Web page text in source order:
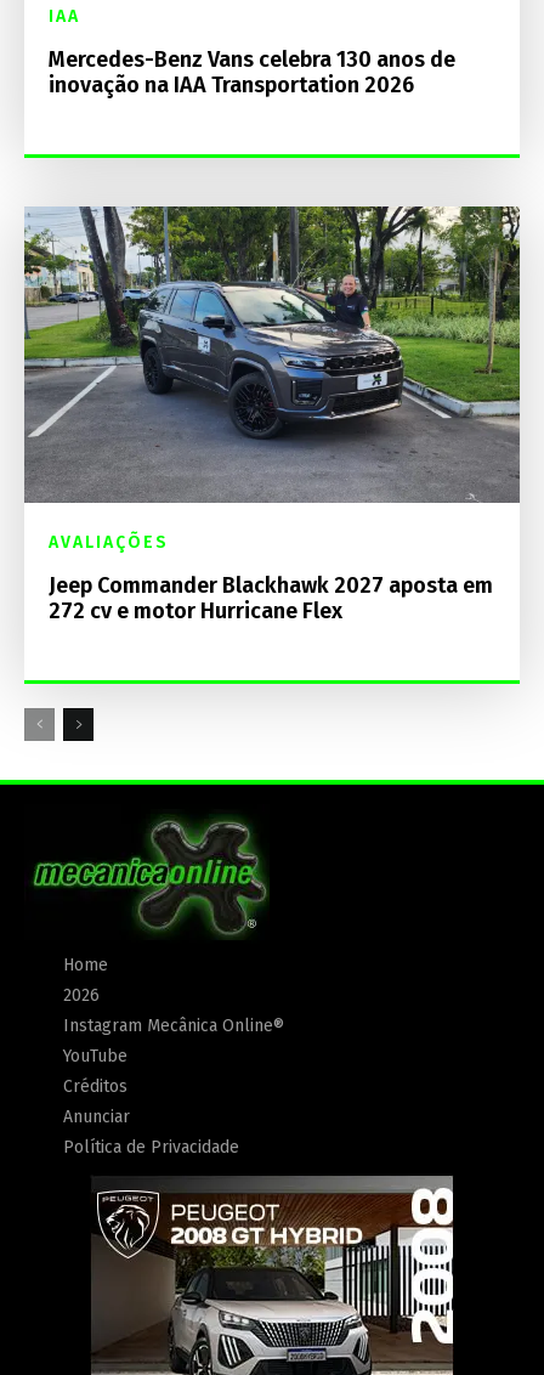
IAA
Mercedes-Benz Vans celebra 130 anos de
inovação na IAA Transportation 2026
AVALIAÇÕES
Jeep Commander Blackhawk 2027 aposta em
272 cv e motor Hurricane Flex
Home
2026
Instagram Mecânica Online®
YouTube
Créditos
Anunciar
Política de Privacidade